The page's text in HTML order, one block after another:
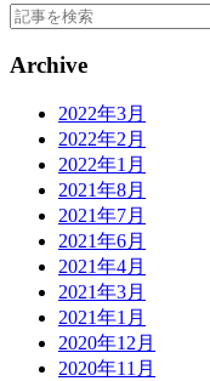
Archive
2022年3月
2022年2月
2022年1月
2021年8月
2021年7月
2021年6月
2021年4月
2021年3月
2021年1月
2020年12月
2020年11月